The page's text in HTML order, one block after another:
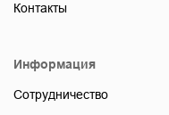
Контакты
Информация
Сотрудничество